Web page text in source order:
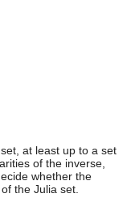
at least up to a set
of the inverse,
whether the
the Julia set.